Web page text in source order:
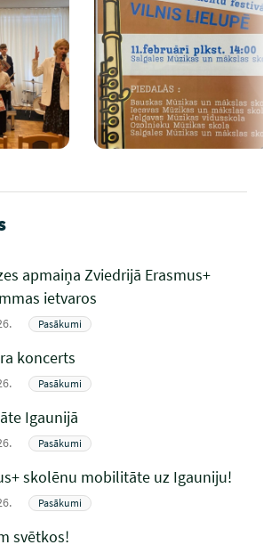
apmaiņa Zviedrijā Erasmus+
ietvaros
Pasākumi
koncerts
Pasākumi
Igaunijā
Pasākumi
skolēnu mobilitāte uz Igauniju!
Pasākumi
svētkos!